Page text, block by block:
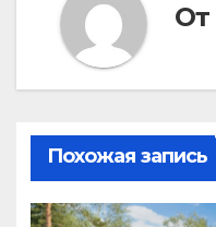
От
Похожая запись